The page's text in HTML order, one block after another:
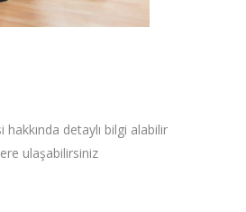
detaylı bilgi alabilir
ulaşabilirsiniz